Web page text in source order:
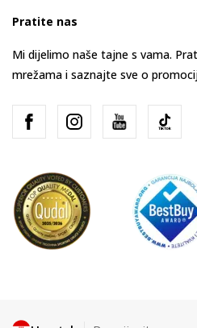
Pratite nas
Mi dijelimo naše tajne s vama.
mrežama i saznajte sve o